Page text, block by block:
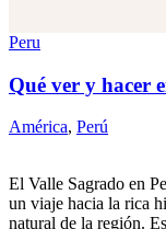
Peru
Qué ver y hacer
América, Perú
El Valle Sagrado en
un viaje hacia la rica
natural de la región.